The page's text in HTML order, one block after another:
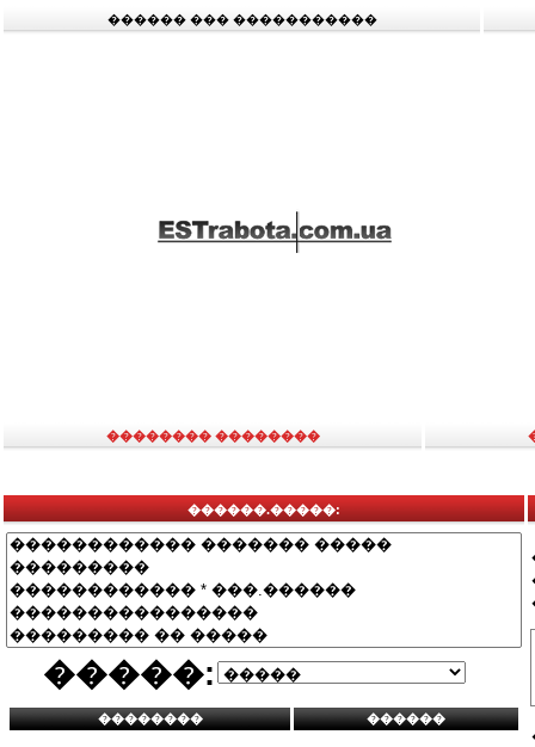
������ ��� �����������
�������� ��������
������.�����:
�����: